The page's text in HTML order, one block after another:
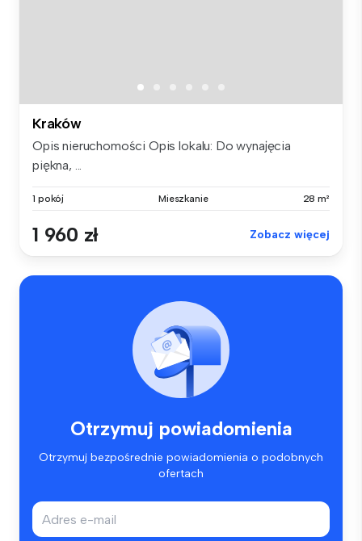
Kraków
Opis nieruchomości Opis lokalu: Do wynajęcia
piękna, ...
1 pokój Mieszkanie 28 m²
1 960 zł Zobacz więcej
Otrzymuj powiadomienia
Otrzymuj bezpośrednie powiadomienia o podobnych
ofertach